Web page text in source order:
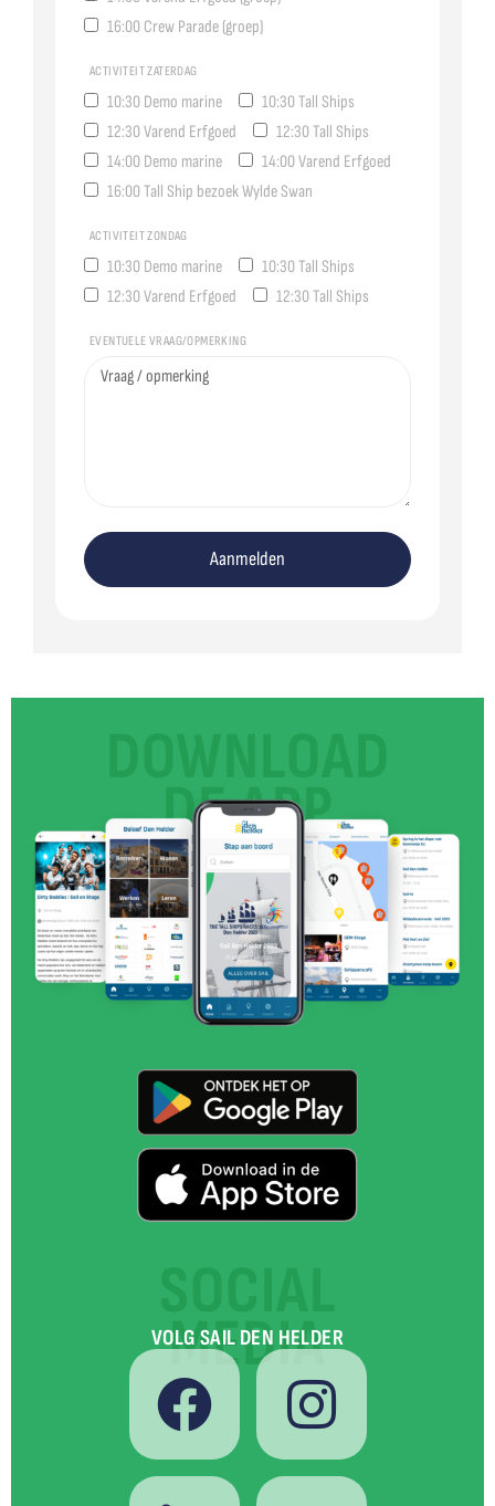
16:00 Crew Parade (groep)
ACTIVITEIT ZATERDAG
10:30 Demo marine
10:30 Tall Ships
12:30 Varend Erfgoed
12:30 Tall Ships
14:00 Demo marine
14:00 Varend Erfgoed
16:00 Tall Ship bezoek Wylde Swan
ACTIVITEIT ZONDAG
10:30 Demo marine
10:30 Tall Ships
12:30 Varend Erfgoed
12:30 Tall Ships
EVENTUELE VRAAG/OPMERKING
Aanmelden
DE APP
MEDIA
VOLG SAIL DEN HELDER